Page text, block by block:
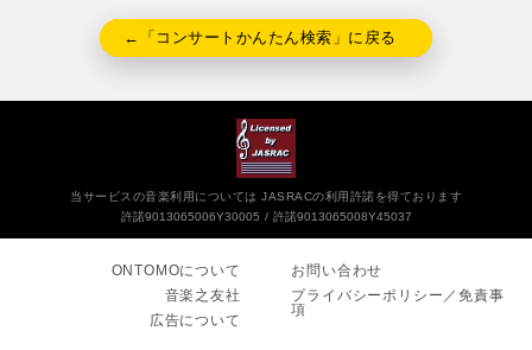
←「コンサートかんたん検索」に戻る
当サービスの音楽利用については JASRACの利用許諾を得ております
許諾9013065006Y30005
許諾9013065008Y45037
ONTOMOについて
音楽之友社
広告について
お問い合わせ
プライバシーポリシー／免責事
項